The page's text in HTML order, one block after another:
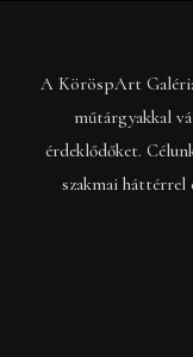
A KöröspArt
műtárgyakkal
érdeklődőket.
szakmai háttérrel